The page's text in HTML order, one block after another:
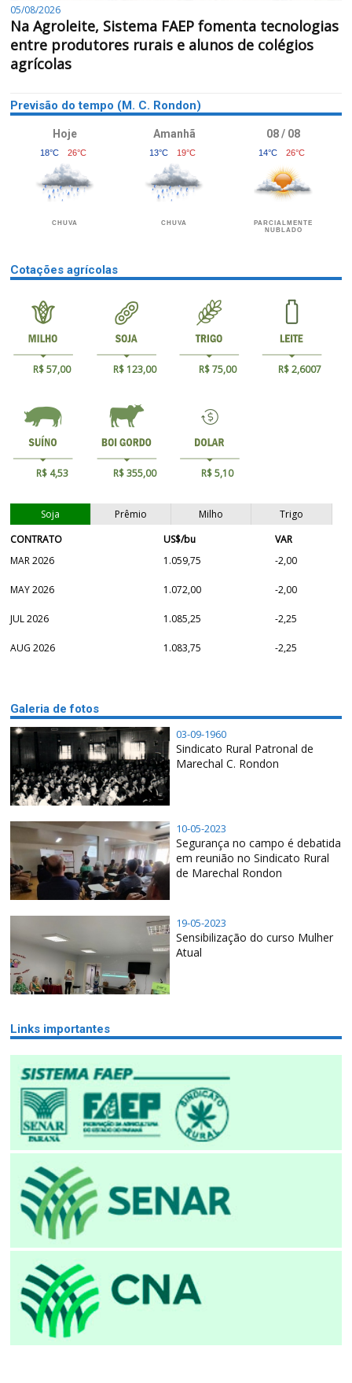
05/08/2026
Na Agroleite, Sistema FAEP fomenta tecnologias
entre produtores rurais e alunos de colégios
agrícolas
Previsão do tempo (M. C. Rondon)
Hoje
18°C 26°C
CHUVA
Amanhã
13°C 19°C
CHUVA
08 / 08
14°C 26°C
PARCIALMENTE
NUBLADO
Cotações agrícolas
R$ 57,00 R$ 123,00 R$ 75,00 R$ 2,6007
R$ 4,53 R$ 355,00 R$ 5,10
Soja Prêmio Milho
Trigo
CONTRATO
US$/bu
VAR
MAR 2026
1.059,75 -2,00
MAY 2026 1.072,00 -2,00
JUL 2026 1.085,25 -2,25
AUG 2026 1.083,75 -2,25
Galeria de fotos
03-09-1960
Sindicato Rural Patronal de
Marechal C. Rondon
10-05-2023
Segurança no campo é debatida
em reunião no Sindicato Rural
de Marechal Rondon
19-05-2023
Sensibilização do curso Mulher
Atual
Links importantes